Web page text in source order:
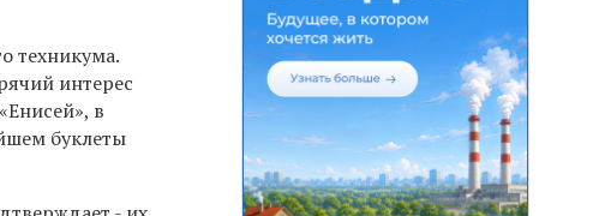
техникума.
интерес
в
буклеты